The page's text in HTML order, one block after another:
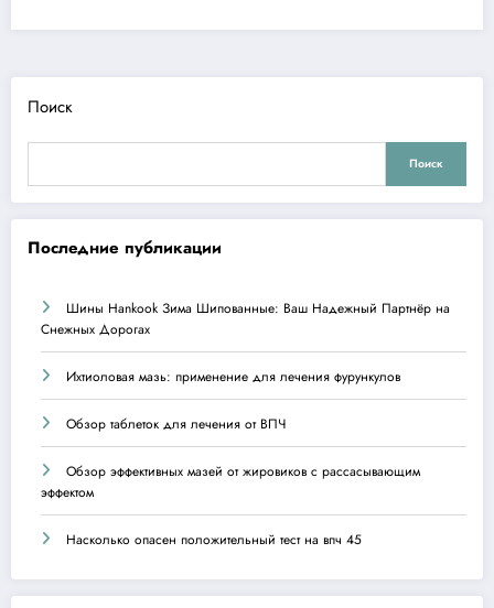
Поиск
Поиск
Последние публикации
Шины Hankook Зима Шипованные: Ваш Надежный Партнёр на
Снежных Дорогах
Ихтиоловая мазь: применение для лечения фурункулов
Обзор таблеток для лечения от ВПЧ
Обзор эффективных мазей от жировиков с рассасывающим
эффектом
Насколько опасен положительный тест на впч 45